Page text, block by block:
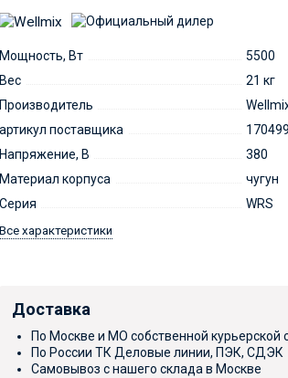
Мощность, Вт
5500
Вес
21 кг
Производитель
артикул поставщика
Напряжение, В
380
Материал корпуса
чугун
Серия
WRS
Все характеристики
Доставка
По Москве и МО собственной курьерской
По России ТК Деловые линии, ПЭК, СДЭК
Самовывоз с нашего склада в Москве